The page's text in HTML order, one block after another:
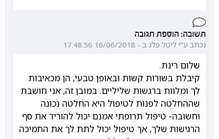
תשובה: הוספת תגובה
נכתב ע"י ליטל פלג ב - 16/06/2018 17:48:56
שלום רינת.
קיבלת בשורות קשות ובאופן טבעי, הן מכאיבות
לך ומלוות ברגשות שליליים. במובן זה, אני חושבת
שההחלטה לפנות לטיפול היא החלטה נכונה
וחשובה- טיפול תרופתי אמנם יכול להוריד את סף
הרגישות שלך, אך טיפול יכול לתת לך את התמיכה